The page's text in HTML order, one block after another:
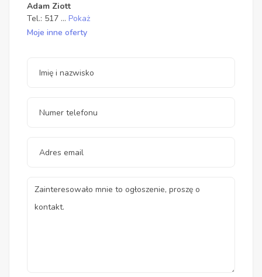
Adam Ziott
Tel.: 517 ... Pokaż
Moje inne oferty